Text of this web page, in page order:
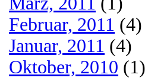
Februar, 2011 (4)
Januar, 2011 (4)
Oktober, 2010 (1)